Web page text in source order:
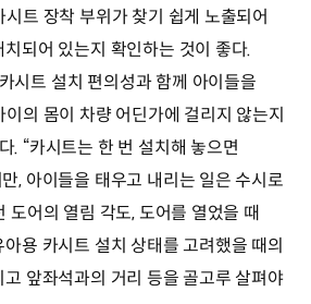
트 장착 부위가 찾기 쉽게 노출되어
되어 있는지 확인하는 것이 좋다.
시트 설치 편의성과 함께 아이들을
의 몸이 차량 어딘가에 걸리지 않는지
. “카시트는 한 번 설치해 놓으면
, 아이들을 태우고 내리는 일은 수시로
도어의 열림 각도, 도어를 열었을 때
용 카시트 설치 상태를 고려했을 때의
앞좌석과의 거리 등을 골고루 살펴야